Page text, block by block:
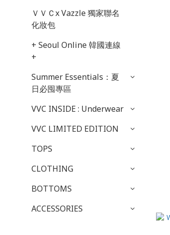
ＶＶＣx Vazzle 獨家聯名
化妝包
+ Seoul Online 韓國連線
+
Summer Essentials：夏
日必囤專區
VVC INSIDE : Underwear
VVC LIMITED EDITION
TOPS
CLOTHING
BOTTOMS
ACCESSORIES